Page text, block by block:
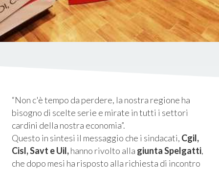
“Non c'è tempo da perdere, la nostra regione ha
bisogno di scelte serie e mirate in tutti i settori
cardini della nostra economia”.
Questo in sintesi il messaggio che i sindacati, Cgil,
Cisl, Savt e Uil,hanno rivolto alla giunta Spelgatti,
che dopo mesi ha risposto alla richiesta di incontro